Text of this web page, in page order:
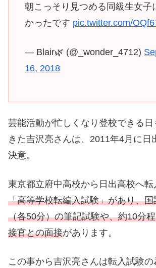
朝こっそり見つめる同級生女子
かったです pic.twitter.com/
— Blair🌿 (@_wonder_4712)
16, 2018
芸能活動が忙しくなり登校できる日
きた吉沢亮さんは、2011年4月に日
決意。
東京都立府中高校から日出高校へ転
「高等学校転編入試験」があり、
（各50分）の筆記試験や、約10分
接官との面接があります。
この事から吉沢亮さんは転入試験